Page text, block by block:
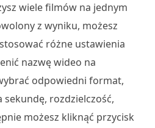
wiele filmów na jednym
z wyniku, możesz
różne ustawienia
nazwę wideo na
odpowiedni format,
rozdzielczość,
możesz kliknąć przycisk